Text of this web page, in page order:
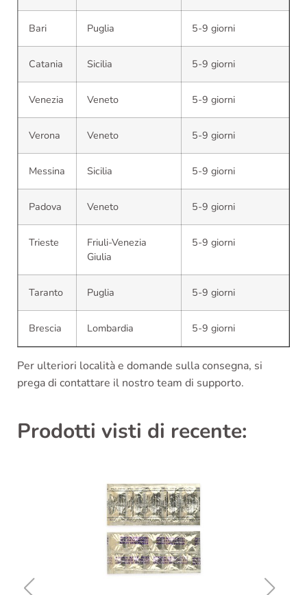
Bari Puglia 5-9 giorni
Catania Sicilia 5-9 giorni
Venezia Veneto 5-9 giorni
Verona Veneto 5-9 giorni
Messina Sicilia 5-9 giorni
Padova Veneto 5-9 giorni
Trieste
Friuli-Venezia
Giulia
5-9 giorni
Taranto Puglia 5-9 giorni
Brescia Lombardia 5-9 giorni
Per ulteriori località e domande sulla consegna, si
prega di contattare il nostro team di supporto.
Prodotti visti di recente: